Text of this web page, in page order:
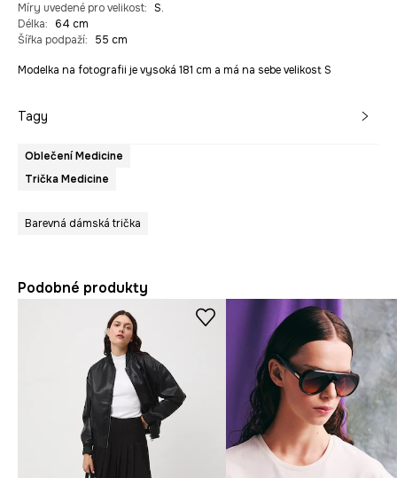
Míry uvedené pro velikost: S.
Délka:
64 cm
Šířka podpaží: 55 cm
Modelka na fotografii je vysoká 181 cm a má na sebe velikost S
Tagy
Oblečení Medicine
Trička Medicine
Barevná dámská trička
Podobné produkty